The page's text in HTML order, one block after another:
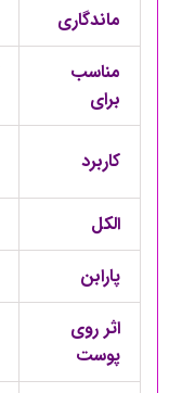
ماندگاری
مناسب
برای
کاربرد
الکل
پارابن
اثر روی
پوست